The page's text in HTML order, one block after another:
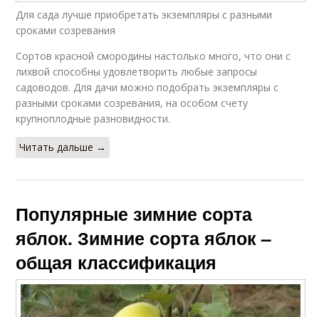
Для сада лучше приобретать экземпляры с разными
сроками созревания
Сортов красной смородины настолько много, что они с
лихвой способны удовлетворить любые запросы
садоводов. Для дачи можно подобрать экземпляры с
разными сроками созревания, на особом счету
крупноплодные разновидности.
Читать дальше →
Популярные зимние сорта
яблок. Зимние сорта яблок –
общая классификация